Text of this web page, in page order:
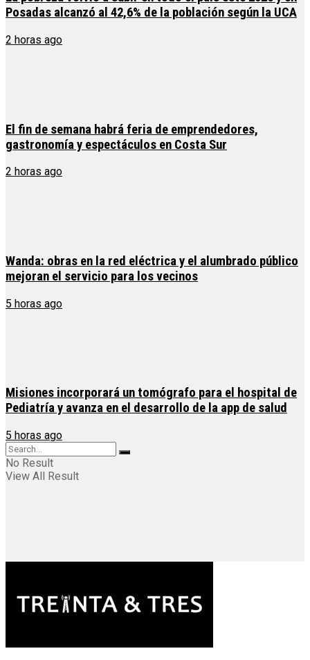
Posadas alcanzó al 42,6% de la población según la UCA
2 horas ago
El fin de semana habrá feria de emprendedores,
gastronomía y espectáculos en Costa Sur
2 horas ago
Wanda: obras en la red eléctrica y el alumbrado público
mejoran el servicio para los vecinos
5 horas ago
Misiones incorporará un tomógrafo para el hospital de
Pediatría y avanza en el desarrollo de la app de salud
5 horas ago
No Result
View All Result